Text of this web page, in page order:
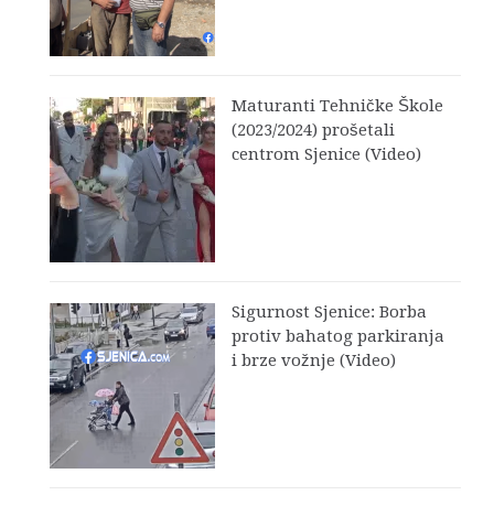
Maturanti Tehničke Škole
(2023/2024) prošetali
centrom Sjenice (Video)
Sigurnost Sjenice: Borba
protiv bahatog parkiranja
i brze vožnje (Video)